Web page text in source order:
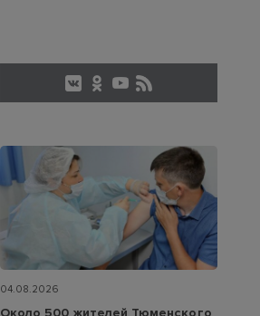
04.08.2026